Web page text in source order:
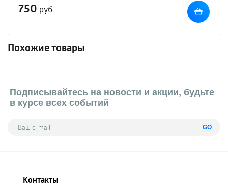
750 руб
Похожие товары
Подписывайтесь на новости и акции, будьте
в курсе всех событий
GO
Контакты